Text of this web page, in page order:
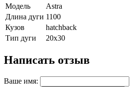
Модель
Astra
Длина дуги 1100
Кузов
hatchback
Тип дуги
20х30
Написать отзыв
Ваше имя: